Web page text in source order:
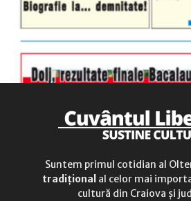
Suntem primul cotidian al
tradițional al celor mai
cultură din Craiova și